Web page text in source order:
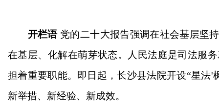
开栏语 党的二十大报告强调在社会基层坚
在基层、化解在萌芽状态。人民法庭是司法服
担着重要职能。即日起，长沙县法院开设“星法'
新举措、新经验、新成效。